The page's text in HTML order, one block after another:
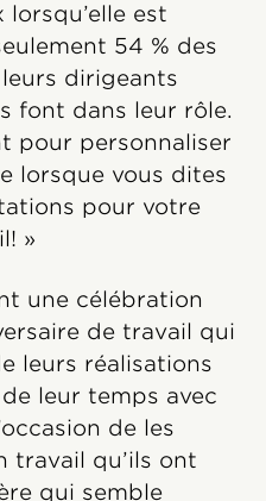
est
54 % des
dirigeants
font dans leur rôle.
pour personnaliser
lorsque vous dites
pour votre
»
une célébration
de travail qui
leurs réalisations
leur temps avec
de les
travail qu’ils ont
qui semble